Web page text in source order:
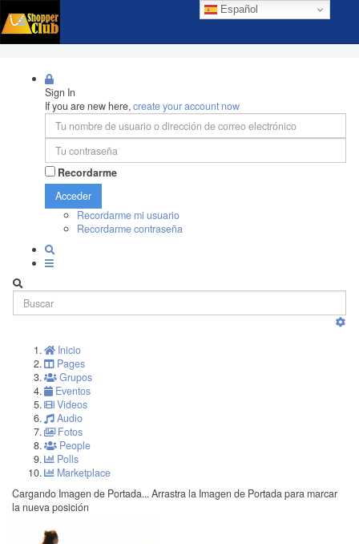
Español
Sign In
If you are new here,create your account now
Recordarme
Acceder
Recordarme mi usuario
Recordarme contraseña
Inicio
Pages
Grupos
Eventos
Videos
Audio
Fotos
People
Polls
Marketplace
Cargando Imagen de Portada... Arrastra la Imagen de Portada para marcar
la nueva posición